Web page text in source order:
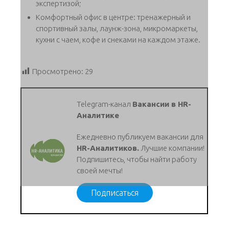
экспертизой;
Комфортный офис в центре: тренажерный и
спортивный залы, лаунж-зона, микромаркеты,
кухни с чаем, кофе и снеками на каждом этаже.
Просмотрено: 29
Telegram-канал Вакансии в HR-
Аналитике
Ежедневно публикуем вакансии для
HR-Аналитиков. Лучшие компании!
Подпишитесь, чтобы найти работу
своей мечты!
Подписаться